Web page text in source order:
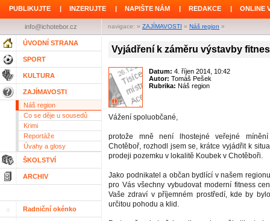
PUBLIKUJTE | INZERUJTE | NAPIŠTE NÁM | REDAKCE | ONLINE
navigace: » ZAJÍMAVOSTI » Náš region »
info@ichotebor.cz
ÚVODNÍ STRANA
SPORT
KULTURA
ZAJÍMAVOSTI
Náš region
Co se děje u sousedů
Krimi
Reportáže
Úvahy a glosy
ŠKOLSTVÍ
ARCHIV
Radniční okénko
Vyjádření k záměru výstavby
Datum: 4. říjen 2014, 10:42
Autor: Tomáš Pešek
Rubrika: Náš region
Vážení spoluobčané,
protože mně není lhostejné veřejné
Chotěboř, rozhodl jsem se, krátce vyjádřit k
prodeji pozemku v lokalitě Koubek v Chotěboři.
Jako podnikatel a občan bydlící v našem
pro Vás všechny vybudovat moderní fitness
Vaše zdraví v příjemném prostředí, kde by
určitou pohodu a klid.